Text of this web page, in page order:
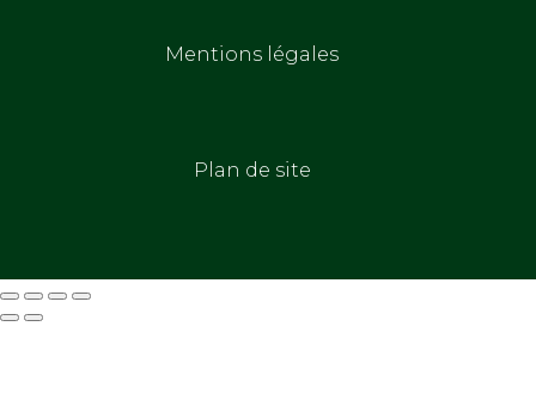
Mentions légales
Plan de site